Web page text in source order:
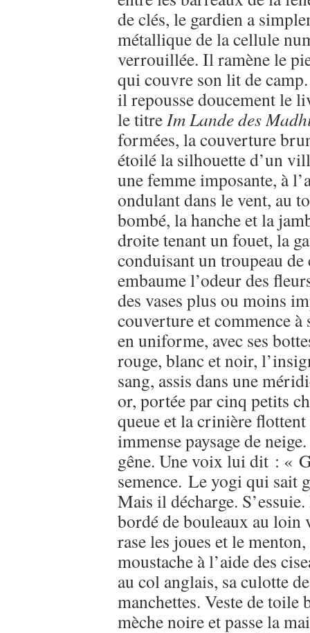
de clés, le gardien a
métallique de la cellule
verrouillée. Il ramène le
qui couvre son lit de
il repousse doucement le
le titreIm Lande des
formées, la couverture
étoilé la silhouette d’un
une femme imposante, à
ondulant dans le vent, au
bombé, la hanche et la
droite tenant un fouet, la
conduisant un troupeau
embaume l’odeur des
des vases plus ou moins
couverture et commence à
en uniforme, avec ses
rouge, blanc et noir,
sang, assis dans une
or, portée par cinq petits
queue et la crinière
immense paysage de
gêne. Une voix lui dit : «
semence. Le yogi qui sait
Mais il décharge.
bordé de bouleaux au loin
rase les joues et le
moustache à l’aide des
au col anglais, sa culotte
manchettes. Veste de toile
mèche noire et passe la